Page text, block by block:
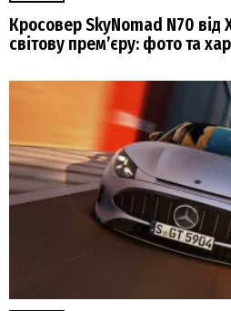
Кросовер SkyNomad N70 від
світову прем’єру: фото та